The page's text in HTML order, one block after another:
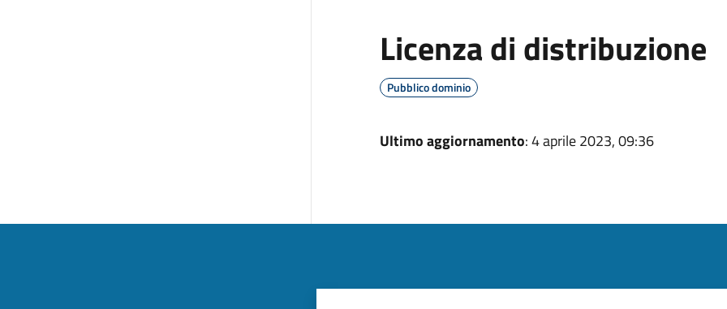
Licenza di distribuzione
Pubblico dominio
Ultimo aggiornamento: 4 aprile 2023, 09:36